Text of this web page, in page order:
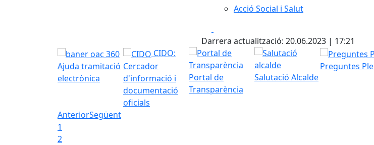
Acció Social i Salut
Darrera actualització: 20.06.2023 | 17:21
Ajuda tramitació
electrònica
CIDO:
Cercador
d'informació i
documentació
oficials
Portal de
Transparència
Salutació Alcalde
Preguntes Ple
AnteriorSegüent
1
2